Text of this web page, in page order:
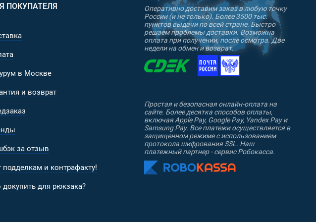
перчатках или рукавицах.
и PU-слоем с обратной стороны (тончайший
время именно эта расцветка является основным
известен как «Digital Flora» или «Руспат» (Russian
ПОКУПАТЕЛЯ
в Москве
и возврат
за отзыв
подделкам и контрафакту!
докупить для рюкзака?
Оперативно доставим заказ в любую точку
России (и не только). Более 3500 тыс.
пунктов выдачи по всей стране. Быстро
решаем проблемы доставки. Возможна
оплата при получении, после осмотра. Две
недели на обмен и возврат.
Простая и безопасная онлайн-оплата на
сайте. Более десятка способов оплаты,
включая Apple Pay, Google Pay, Yandex Pay и
Samsung Pay. Все платежи осуществляется в
защищенном режиме с использованием
протокола шифрования SSL. Наш
платежный партнер - сервис Робокасса.